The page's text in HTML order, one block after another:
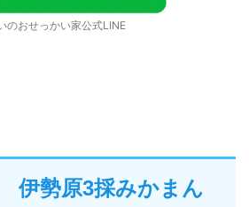
のおせっかい家公式LINE
伊勢原3採みかまん